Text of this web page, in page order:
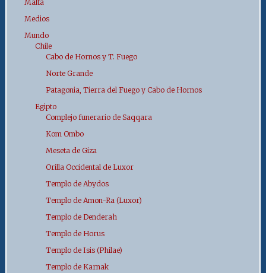
Malta
Medios
Mundo
Chile
Cabo de Hornos y T. Fuego
Norte Grande
Patagonia, Tierra del Fuego y Cabo de Hornos
Egipto
Complejo funerario de Saqqara
Kom Ombo
Meseta de Giza
Orilla Occidental de Luxor
Templo de Abydos
Templo de Amon-Ra (Luxor)
Templo de Denderah
Templo de Horus
Templo de Isis (Philae)
Templo de Karnak